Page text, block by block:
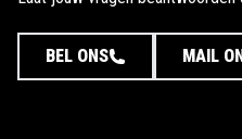
BEL ONS MAIL